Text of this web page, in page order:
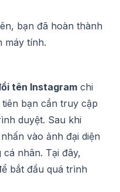
bạn đã hoàn thành
máy tính.
tên Instagram chi
bạn cần truy cập
duyệt. Sau khi
vào ảnh đại diện
nhân. Tại đây,
bắt đầu quá trình